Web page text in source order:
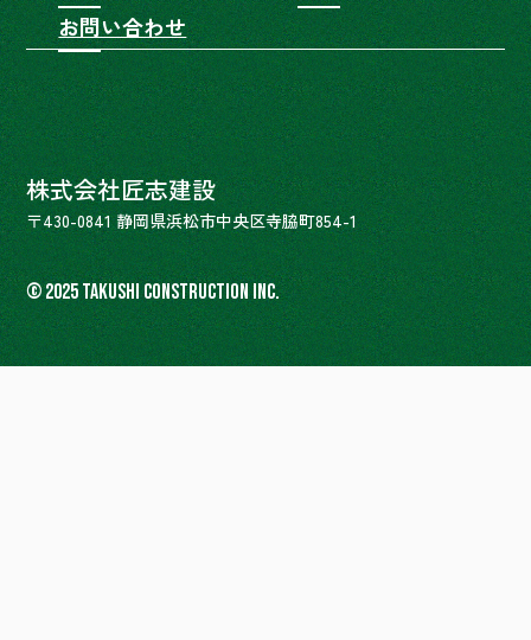
株式会社匠志建設
〒430-0841 静岡県浜松市中央区寺脇町854-1
© 2025 TAKUSHI CONSTRUCTION INC.
お問い合わせ